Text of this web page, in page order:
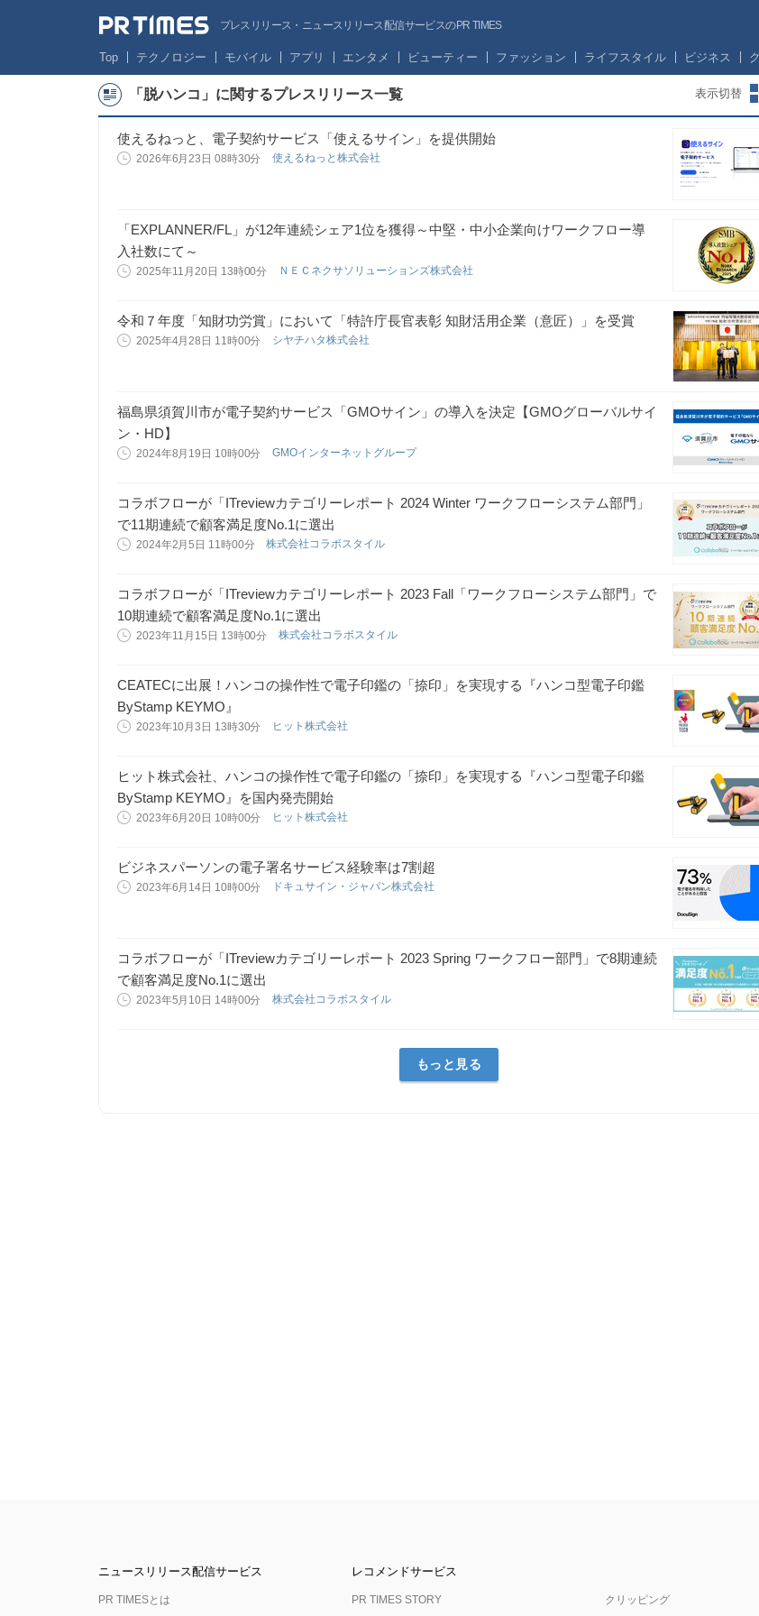
プレスリリース・ニュースリリース配信サービスのPR TIMES
Top テクノロジー モバイル アプリ エンタメ ビューティー ファッション ライフスタイル ビジネス
「脱ハンコ」に関するプレスリリース一覧 表示切替
使えるねっと、電子契約サービス「使えるサイン」を提供開始
2026年6月23日 08時30分 使えるねっと株式会社
「EXPLANNER/FL」が12年連続シェア1位を獲得～中堅・中小企業向けワークフロー導
入社数にて～
2025年11月20日 13時00分 ＮＥＣネクサソリューションズ株式会社
令和７年度「知財功労賞」において「特許庁長官表彰 知財活用企業（意匠）」を受賞
2025年4月28日 11時00分 シヤチハタ株式会社
福島県須賀川市が電子契約サービス「GMOサイン」の導入を決定【GMOグローバルサイ
ン・HD】
2024年8月19日 10時00分 GMOインターネットグループ
コラボフローが「ITreviewカテゴリーレポート 2024 Winter ワークフローシステム部門」
で11期連続で顧客満足度No.1に選出
2024年2月5日 11時00分 株式会社コラボスタイル
コラボフローが「ITreviewカテゴリーレポート 2023 Fall「ワークフローシステム部門」で
10期連続で顧客満足度No.1に選出
2023年11月15日 13時00分 株式会社コラボスタイル
CEATECに出展！ハンコの操作性で電子印鑑の「捺印」を実現する『ハンコ型電子印鑑
ByStamp KEYMO』
2023年10月3日 13時30分 ヒット株式会社
ヒット株式会社、ハンコの操作性で電子印鑑の「捺印」を実現する『ハンコ型電子印鑑
ByStamp KEYMO』を国内発売開始
2023年6月20日 10時00分 ヒット株式会社
ビジネスパーソンの電子署名サービス経験率は7割超
2023年6月14日 10時00分 ドキュサイン・ジャパン株式会社
コラボフローが「ITreviewカテゴリーレポート 2023 Spring ワークフロー部門」で8期連続
で顧客満足度No.1に選出
2023年5月10日 14時00分 株式会社コラボスタイル
もっと見る
ニュースリリース配信サービス
PR TIMESとは
レコメンドサービス
PR TIMES STORY クリッピング